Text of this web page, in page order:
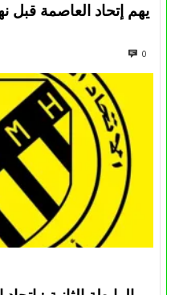
يهم إتحاد العاصمة قبل
0